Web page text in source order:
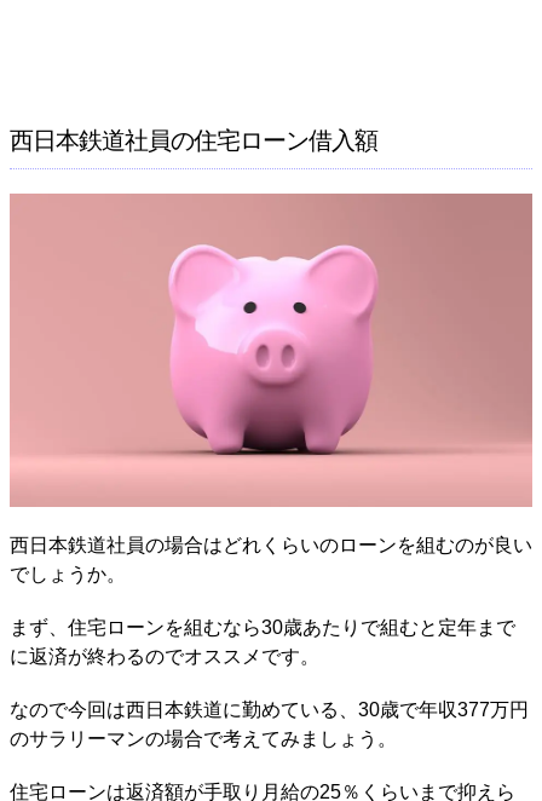
西日本鉄道社員の住宅ローン借入額
西日本鉄道社員の場合はどれくらいのローンを組むのが良い
でしょうか。
まず、住宅ローンを組むなら30歳あたりで組むと定年まで
に返済が終わるのでオススメです。
なので今回は西日本鉄道に勤めている、30歳で年収377万円
のサラリーマンの場合で考えてみましょう。
住宅ローンは返済額が手取り月給の25％くらいまで抑えら